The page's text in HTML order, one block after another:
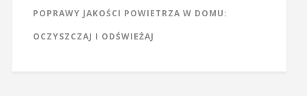
POPRAWY JAKOŚCI POWIETRZA W DOMU:
OCZYSZCZAJ I ODŚWIEŻAJ